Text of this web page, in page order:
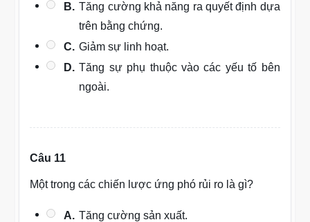
B. Tăng cường khả năng ra quyết định dựa
trên bằng chứng.
C. Giảm sự linh hoạt.
D. Tăng sự phụ thuộc vào các yếu tố bên
ngoài.
Câu 11
Một trong các chiến lược ứng phó rủi ro là gì?
A. Tăng cường sản xuất.